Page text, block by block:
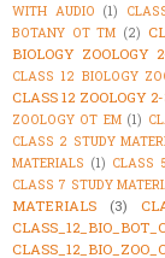
WITH AUDIO (1)
BOTANY OT TM (2)
BIOLOGY ZOOLOGY
CLASS 12 BIOLOGY
CLASS 12 ZOOLOGY
ZOOLOGY OT EM (1)
CLASS 2 STUDY
MATERIALS (1) CLASS
CLASS 7 STUDY
MATERIALS
(3)